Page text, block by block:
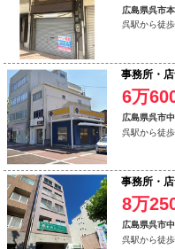
広島県呉市
呉駅から徒
事務所・
6万
広島県呉市
呉駅から徒
事務所・
8万
広島県呉市
呉駅から徒